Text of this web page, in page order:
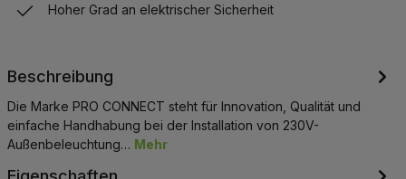
Hoher Grad an elektrischer Sicherheit
Beschreibung
Die Marke PRO CONNECT steht für Innovation, Qualität und
einfache Handhabung bei der Installation von 230V-
Außenbeleuchtung… Mehr